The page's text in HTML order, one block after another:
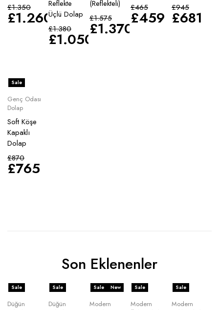
£1.350
£1.260
Reflekte
Üçlü Dolap
£1.380
£1.050
(Reflekteli)
£1.575
£1.370
£465
£459
£945
£681
Sale
Genç Odası
Dolap
Soft Köşe
Kapaklı
Dolap
£870
£765
Son Eklenenler
Sale
Düğün
Sale
Düğün
Sale New
Modern
Sale
Modern
Sale
Modern